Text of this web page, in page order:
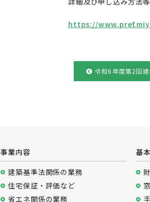
https://
令和6年度第2回
事業内容
建築基準法関係の業務
住宅保証・評価など
省エネ関係の業務
基